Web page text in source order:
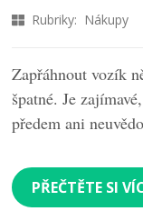
Rubriky: Nákupy
Zapřáhnout vozík
špatné. Je
předem ani
PŘEČTĚTE SI